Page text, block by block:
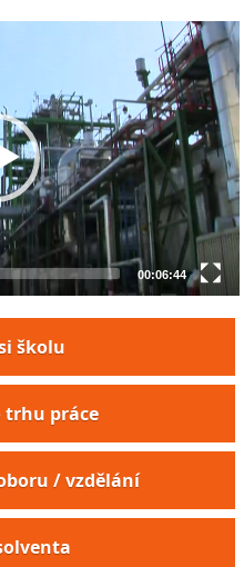
00:06:44
školu
trhu práce
/ vzdělání